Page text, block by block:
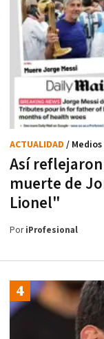
Así
muerte de
Lionel"
ACTUALIDAD /
PoriProfesional